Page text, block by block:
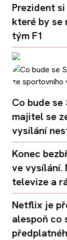
Prezident
které by se
tým F1
Co bude
majitel se
vysílání
Konec
ve vysílání.
televize a
Netflix je
alespoň co